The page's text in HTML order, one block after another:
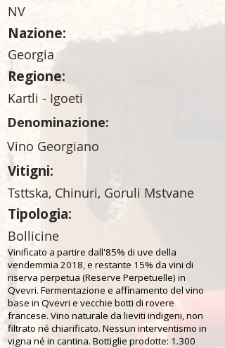
NV
Nazione:
Georgia
Regione:
Kartli - Igoeti
Denominazione:
Vino Georgiano
Vitigni:
Tsttska, Chinuri, Goruli Mstvane
Tipologia:
Bollicine
Vinificato a partire dall'85% di uve della
vendemmia 2018, e restante 15% da vini di
riserva perpetua (Reserve Perpetuelle) in
Qvevri. Fermentazione e affinamento del vino
base in Qvevri e vecchie botti di rovere
francese. Vino naturale da lieviti indigeni, non
filtrato né chiarificato. Nessun interventismo in
vigna né in cantina. Bottiglie prodotte: 1.300